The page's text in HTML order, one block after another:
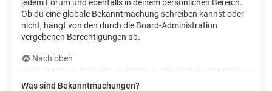
jedem Forum und ebenfalls in deinem persönlichen Bereich.
Ob du eine globale Bekanntmachung schreiben kannst oder
nicht, hängt von den durch die Board-Administration
vergebenen Berechtigungen ab.
Nach oben
Was sind Bekanntmachungen?